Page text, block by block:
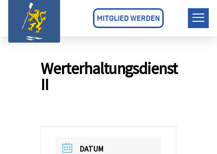
MITGLIED WERDEN
Werterhaltungsdienst
II
DATUM